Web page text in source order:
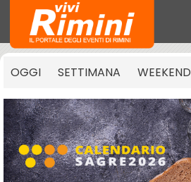
OGGI SETTIMANA WEEKEND